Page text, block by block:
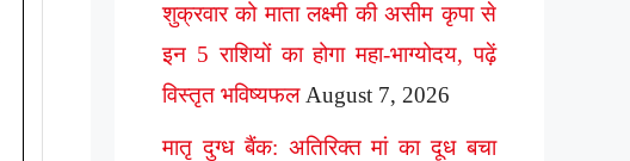
शुक्रवार को माता लक्ष्मी की असीम कृपा से
इन 5 राशियों का होगा महा-भाग्योदय, पढ़ें
विस्तृत भविष्यफल August 7, 2026
मातृ दुग्ध बैंक: अतिरिक्त मां का दूध बचा